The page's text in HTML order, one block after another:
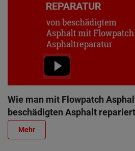
Wie man mit Flowpatch
beschädigten Asphalt repariert
Mehr